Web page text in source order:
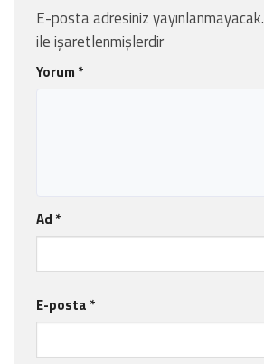
E-posta adresiniz yayınlanmayacak.
ile işaretlenmişlerdir
Yorum *
Ad *
E-posta *